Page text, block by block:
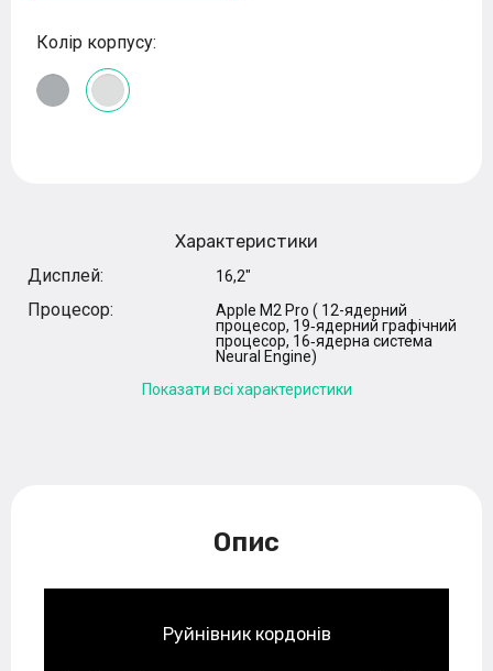
Колір корпусу:
Характеристики
Дисплей:
16,2"
Процесор:
Apple M2 Pro ( 12-ядерний
процесор, 19‑ядерний графічний
процесор, 16‑ядерна система
Neural Engine)
Показати всі характеристики
Опис
Руйнівник кордонів